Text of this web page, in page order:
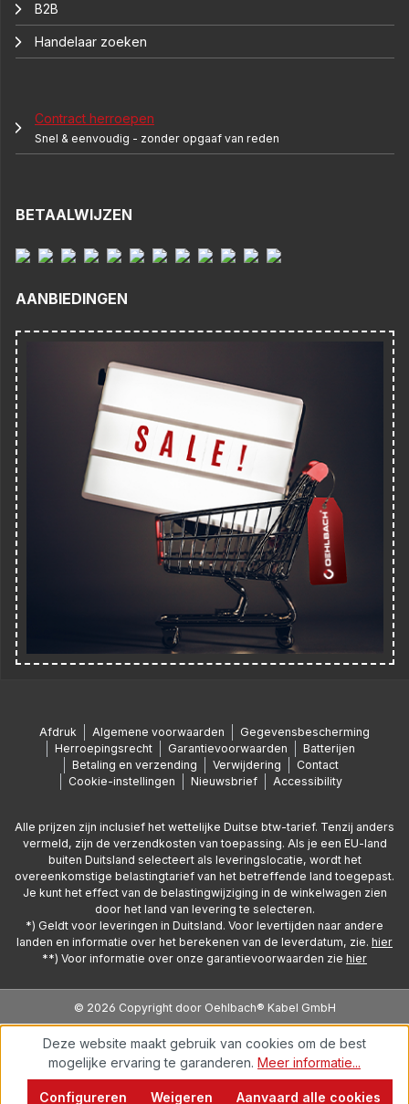
B2B
Handelaar zoeken
Contract herroepen
Snel & eenvoudig - zonder opgaaf van reden
BETAALWIJZEN
AANBIEDINGEN
Afdruk Algemene voorwaarden
Gegevensbescherming
Herroepingsrecht
Garantievoorwaarden
Batterijen
Betaling en verzending
Verwijdering
Contact
Cookie-instellingen
Nieuwsbrief Accessibility
Alle prijzen zijn inclusief het wettelijke Duitse btw-tarief. Tenzij anders
vermeld, zijn de verzendkosten van toepassing. Als je een EU-land
buiten Duitsland selecteert als leveringslocatie, wordt het
overeenkomstige belastingtarief van het betreffende land toegepast.
Je kunt het effect van de belastingwijziging in de winkelwagen zien
door het land van levering te selecteren.
*) Geldt voor leveringen in Duitsland. Voor levertijden naar andere
landen en informatie over het berekenen van de leverdatum, zie. hier
**) Voor informatie over onze garantievoorwaarden zie hier
© 2026 Copyright door Oehlbach® Kabel GmbH
Deze website maakt gebruik van cookies om de best
mogelijke ervaring te garanderen. Meer informatie...
Weigeren
Configureren Aanvaard alle cookies